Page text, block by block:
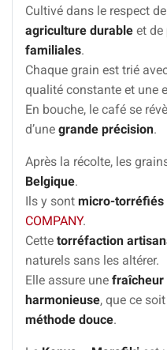
Cultivé dans le respect
agriculture durable et de
familiales.
Chaque grain est trié
qualité constante et une
En bouche, le café se
d’une grande précision.
Après la récolte, les
Belgique.
Ils y sont micro-torréfiés
COMPANY.
Cette torréfaction
naturels sans les altérer.
Elle assure une fraîcheur
harmonieuse, que ce
méthode douce.